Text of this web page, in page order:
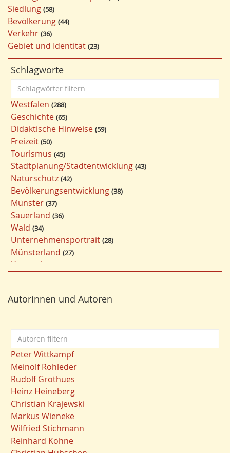
Siedlung 58
Bevölkerung 44
Verkehr 36
Gebiet und Identität 23
Schlagworte
c
h
l
a
g
w
ö
r
t
e
r
f
i
l
t
r
n
Westfalen 288
Geschichte 65
Didaktische Hinweise 59
Freizeit 50
Tourismus 45
Stadtplanung/Stadtentwicklung 43
Naturschutz 42
Bevölkerungsentwicklung 38
Münster 37
Sauerland 36
Wald 34
Unternehmensportrait 28
Münsterland 27
Vegetation
Nordrhein-Westfalen 25
Bildung 24
Kultur 22
Kulturlandschaft
Wohnen 21
Gewässer 21
Ruhrgebiet 20
Migration/Wanderung
Strukturwandel 20
Städtebau 20
Wahl 20
Ländliche Entwicklung
Demographischer Wandel
Autorinnen und Autoren
u
t
o
r
e
n
f
i
l
Peter Wittkampf
Meinolf Rohleder
Rudolf Grothues
Heinz Heineberg
Christian Krajewski
Markus Wieneke
Wilfried Stichmann
Reinhard Köhne